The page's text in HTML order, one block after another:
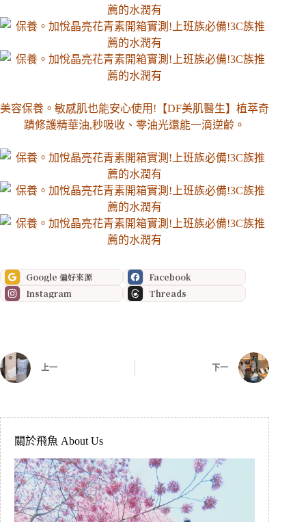
美容保養。敏感肌也能安心使用!【DF美肌醫生】植萃奇
蹟修護精華油,秒吸收、零油光還能一滴逆齡。
Google 偏好來源
Facebook
Instagram
Threads
上一 下一
關於飛魚 About Us